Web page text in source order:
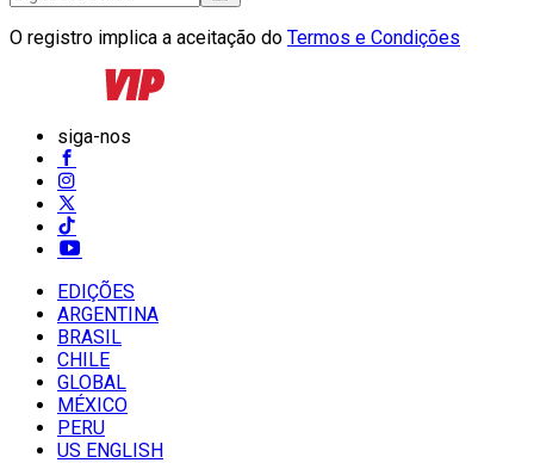
O registro implica a aceitação do Termos e Condições
siga-nos
EDIÇÕES
ARGENTINA
BRASIL
CHILE
GLOBAL
MÉXICO
PERU
US ENGLISH